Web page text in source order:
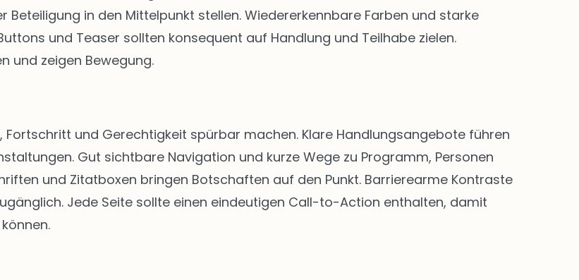
in den Mittelpunkt stellen. Wiedererkennbare Farben und starke
und Teaser sollten konsequent auf Handlung und Teilhabe zielen.
und zeigen Bewegung.
und Gerechtigkeit spürbar machen. Klare Handlungsangebote führen
Gut sichtbare Navigation und kurze Wege zu Programm, Personen
und Zitatboxen bringen Botschaften auf den Punkt. Barrierearme Kontraste
Jede Seite sollte einen eindeutigen Call-to-Action enthalten, damit